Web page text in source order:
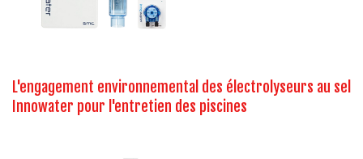
L'engagement environnemental des électrolyseurs au sel
Innowater pour l'entretien des piscines